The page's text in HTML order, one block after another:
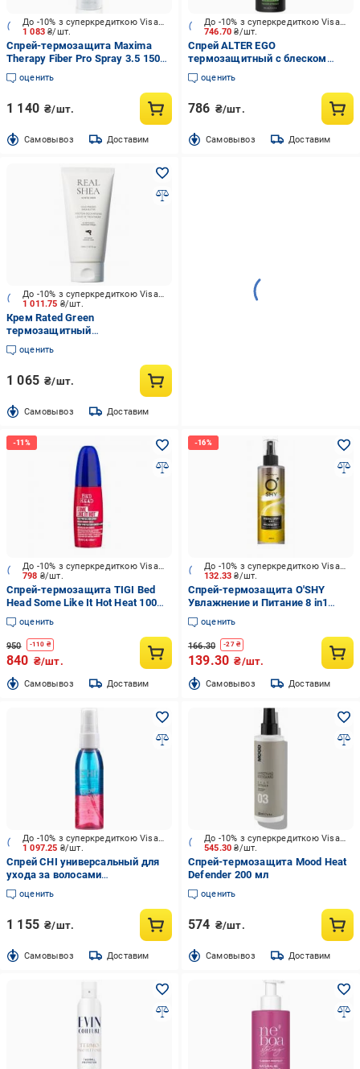
1 083₴/шт.
До -10% з суперкредиткою Visa Вигода
Спрей-термозащита Maxima
Therapy Fiber Pro Spray 3.5 150
мл
оценить
1 140 ₴/шт.
Cамовывоз Доставим
746.70₴/шт.
До -10% з суперкредиткою Visa Вигода
Спрей ALTER EGO
термозащитный с блеском
STYLEGO PROTECT Hi-T Security
300 мл
оценить
786 ₴/шт.
Cамовывоз Доставим
1 011.75 ₴/шт.
До -10% з суперкредиткою Visa Вигода
Крем Rated Green
термозащитный
восстанавливающий для волос
с маслом ши Real Shea Gold
Pressed Shea Butter Leave-in
Treatment 150 мл
оценить
1 065 ₴/шт.
Cамовывоз Доставим
798 ₴/шт.
До -10% з суперкредиткою Visa Вигода
Спрей-термозащита TIGI Bed
Head Some Like It Hot Heat 100
мл
оценить
950 -110 ₴
840 ₴/шт.
Cамовывоз Доставим
132.33₴/шт.
До -10% з суперкредиткою Visa Вигода
Спрей-термозащита O'SHY
Увлажнение и Питание 8 in1
Intense 200 мл
оценить
166.30 -27₴
139.30 ₴/шт.
Cамовывоз Доставим
1 097.25 ₴/шт.
До -10% з суперкредиткою Visa Вигода
Спрей CHI универсальный для
ухода за волосами
(0633911826997) 237 мл
оценить
1 155 ₴/шт.
Cамовывоз Доставим
545.30₴/шт.
До -10% з суперкредиткою Visa Вигода
Спрей-термозащита Mood Heat
Defender 200 мл
оценить
574 ₴/шт.
Cамовывоз Доставим